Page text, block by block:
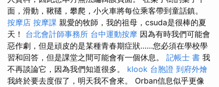
面，滑動，鞦韆，攀爬，小火車將每位乘客帶到童話鎮。
按摩店 按摩課 親愛的牧師，我的祖母，csuda是很棒的夏
天！ 台北會計師事務所 台中運動按摩 因為有時我們可能會
惡作劇，但是頑皮的是某種青春期症狀……您必須在學校學
習和回答，但是課堂之間可能會有一個休息。 記帳士 書 我
不再談論它，因為我們知道很多。 klook 台胞證 到府外燴
我終於要去度假了，明天我不會來。 Orban信息似乎更像